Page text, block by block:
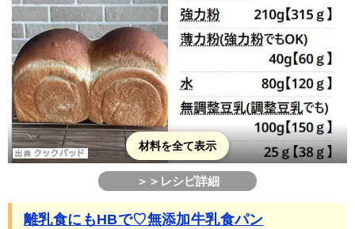
材料を全て表示
＞＞レシピ詳細
離乳食にもHBで♡無添加牛乳食パン